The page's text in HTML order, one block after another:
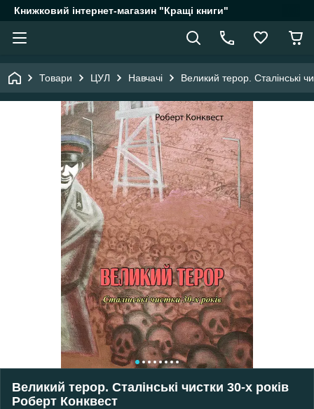
Книжковий інтернет-магазин "Кращі книги"
Товари ЦУЛ Навчачі Великий терор. Сталінські
Великий терор. Сталінські чистки 30-х років
Роберт Конквест